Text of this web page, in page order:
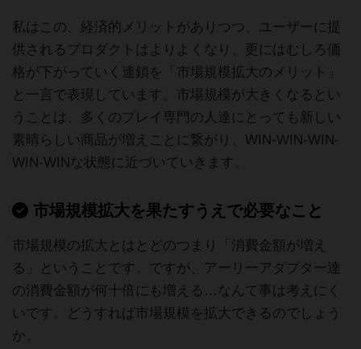
私はこの、経済的メリットがありつつ、ユーザーに提
供されるプロダクトはよりよくなり、更にはむしろ価
格が下がっていく連鎖を「市場規模拡大のメリット」
と一言で表現しています。市場規模が大きくなるとい
うことは、多くのプレイ専門の人達にとっても新しい
素晴らしい商品が増えことに繋がり、WIN-WIN-WIN-
WIN-WINな状態に近づいていきます。
市場規模拡大を果たすうえで必要なこと
市場規模の拡大とはとどのつまり「消費金額が増え
る」ということです。ですが、アーリーアダプター達
の消費金額が何十倍にも増える…なんて事は考えにく
いです。どうすれば市場規模を拡大できるのでしょう
か。